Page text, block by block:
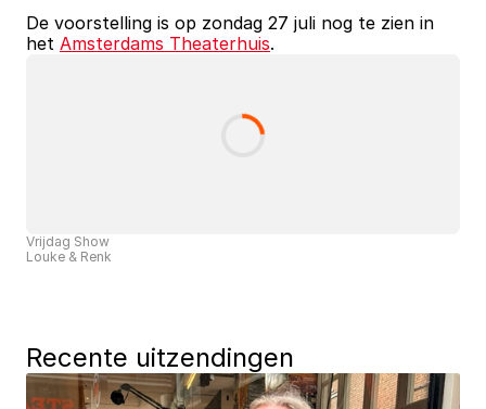
De voorstelling is op zondag 27 juli nog te zien in
het Amsterdams Theaterhuis.
Vrijdag Show
Louke & Renk
Recente uitzendingen